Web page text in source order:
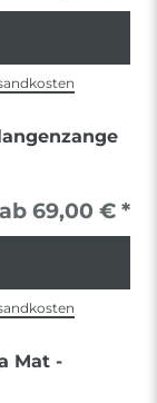
ab 69,00 € *
Mat -